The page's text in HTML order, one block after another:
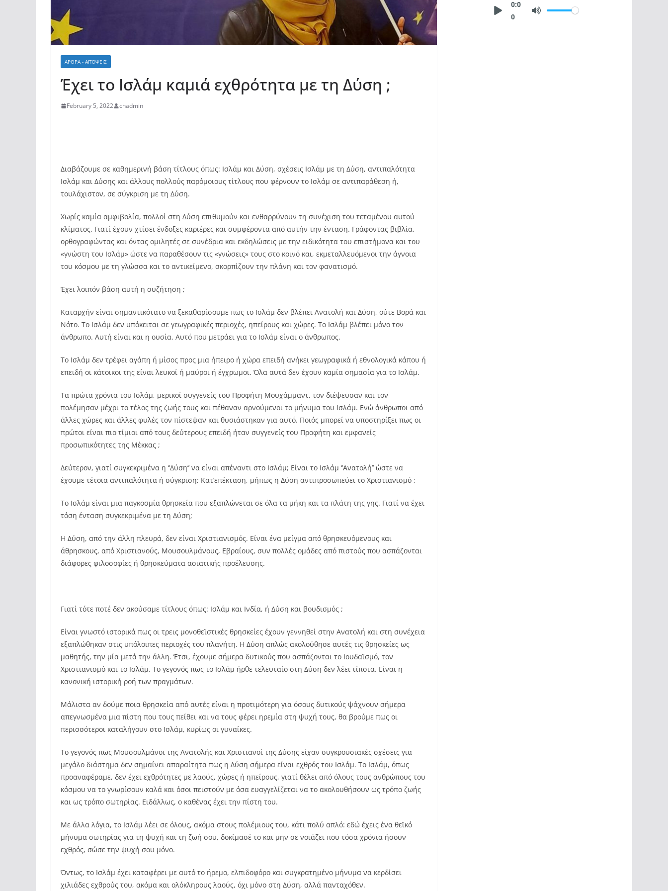
ΑΡΘΡΑ - ΑΠΌΨΕΙΣ
Έχει το Ισλάμ καμιά εχθρότητα με τη Δύση ;
February 5, 2022 chadmin
Διαβάζουμε σε καθημερινή βάση τίτλους όπως: Ισλάμ και Δύση, σχέσεις Ισλάμ με τη Δύση, αντιπαλότητα
Ισλάμ και Δύσης και άλλους πολλούς παρόμοιους τίτλους που φέρνουν το Ισλάμ σε αντιπαράθεση ή,
τουλάχιστον, σε σύγκριση με τη Δύση.
Χωρίς καμία αμφιβολία, πολλοί στη Δύση επιθυμούν και ενθαρρύνουν τη συνέχιση του τεταμένου αυτού
κλίματος. Γιατί έχουν χτίσει ένδοξες καριέρες και συμφέροντα από αυτήν την ένταση. Γράφοντας βιβλία,
ορθογραφώντας και όντας ομιλητές σε συνέδρια και εκδηλώσεις με την ειδικότητα του επιστήμονα και του
«γνώστη του Ισλάμ» ώστε να παραθέσουν τις «γνώσεις» τους στο κοινό και, εκμεταλλευόμενοι την άγνοια
του κόσμου με τη γλώσσα και το αντικείμενο, σκορπίζουν την πλάνη και τον φανατισμό.
Έχει λοιπόν βάση αυτή η συζήτηση ;
Καταρχήν είναι σημαντικότατο να ξεκαθαρίσουμε πως το Ισλάμ δεν βλέπει Ανατολή και Δύση, ούτε Βορά και
Νότο. Το Ισλάμ δεν υπόκειται σε γεωγραφικές περιοχές, ηπείρους και χώρες. Το Ισλάμ βλέπει μόνο τον
άνθρωπο. Αυτή είναι και η ουσία. Αυτό που μετράει για το Ισλάμ είναι ο άνθρωπος.
Το Ισλάμ δεν τρέφει αγάπη ή μίσος προς μια ήπειρο ή χώρα επειδή ανήκει γεωγραφικά ή εθνολογικά κάπου ή
επειδή οι κάτοικοι της είναι λευκοί ή μαύροι ή έγχρωμοι. Όλα αυτά δεν έχουν καμία σημασία για το Ισλάμ.
Τα πρώτα χρόνια του Ισλάμ, μερικοί συγγενείς του Προφήτη Μουχάμμαντ, τον διέψευσαν και τον
πολέμησαν μέχρι το τέλος της ζωής τους και πέθαναν αρνούμενοι το μήνυμα του Ισλάμ. Ενώ άνθρωποι από
άλλες χώρες και άλλες φυλές τον πίστεψαν και θυσιάστηκαν για αυτό. Ποιός μπορεί να υποστηρίξει πως οι
πρώτοι είναι πιο τίμιοι από τους δεύτερους επειδή ήταν συγγενείς του Προφήτη και εμφανείς
προσωπικότητες της Μέκκας ;
Δεύτερον, γιατί συγκεκριμένα η ‘’Δύση’’ να είναι απέναντι στο Ισλάμ; Είναι το Ισλάμ ‘’Ανατολή’’ ώστε να
έχουμε τέτοια αντιπαλότητα ή σύγκριση; Κατ’επέκταση, μήπως η Δύση αντιπροσωπεύει το Χριστιανισμό ;
Το Ισλάμ είναι μια παγκοσμία θρησκεία που εξαπλώνεται σε όλα τα μήκη και τα πλάτη της γης. Γιατί να έχει
τόση ένταση συγκεκριμένα με τη Δύση;
Η Δύση, από την άλλη πλευρά, δεν είναι Χριστιανισμός. Είναι ένα μείγμα από θρησκευόμενους και
άθρησκους, από Χριστιανούς, Μουσουλμάνους, Εβραίους, συν πολλές ομάδες από πιστούς που ασπάζονται
διάφορες φιλοσοφίες ή θρησκεύματα ασιατικής προέλευσης.
Γιατί τότε ποτέ δεν ακούσαμε τίτλους όπως: Ισλάμ και Ινδία, ή Δύση και βουδισμός ;
Είναι γνωστό ιστορικά πως οι τρεις μονοθεϊστικές θρησκείες έχουν γεννηθεί στην Ανατολή και στη συνέχεια
εξαπλώθηκαν στις υπόλοιπες περιοχές του πλανήτη. Η Δύση απλώς ακολούθησε αυτές τις θρησκείες ως
μαθητής, την μία μετά την άλλη. Έτσι, έχουμε σήμερα δυτικούς που ασπάζονται το Ιουδαϊσμό, τον
Χριστιανισμό και το Ισλάμ. Το γεγονός πως το Ισλάμ ήρθε τελευταίο στη Δύση δεν λέει τίποτα. Είναι η
κανονική ιστορική ροή των πραγμάτων.
Μάλιστα αν δούμε ποια θρησκεία από αυτές είναι η προτιμότερη για όσους δυτικούς ψάχνουν σήμερα
απεγνωσμένα μια πίστη που τους πείθει και να τους φέρει ηρεμία στη ψυχή τους, θα βρούμε πως οι
περισσότεροι καταλήγουν στο Ισλάμ, κυρίως οι γυναίκες.
Το γεγονός πως Μουσουλμάνοι της Ανατολής και Χριστιανοί της Δύσης είχαν συγκρουσιακές σχέσεις για
μεγάλο διάστημα δεν σημαίνει απαραίτητα πως η Δύση σήμερα είναι εχθρός του Ισλάμ. Το Ισλάμ, όπως
προαναφέραμε, δεν έχει εχθρότητες με λαούς, χώρες ή ηπείρους, γιατί θέλει από όλους τους ανθρώπους του
κόσμου να το γνωρίσουν καλά και όσοι πειστούν με όσα ευαγγελίζεται να το ακολουθήσουν ως τρόπο ζωής
και ως τρόπο σωτηρίας. Ειδάλλως, ο καθένας έχει την πίστη του.
Με άλλα λόγια, το Ισλάμ λέει σε όλους, ακόμα στους πολέμιους του, κάτι πολύ απλό: εδώ έχεις ένα θεϊκό
μήνυμα σωτηρίας για τη ψυχή και τη ζωή σου, δοκίμασέ το και μην σε νοιάζει που τόσα χρόνια ήσουν
εχθρός, σώσε την ψυχή σου μόνο.
Όντως, το Ισλάμ έχει καταφέρει με αυτό το ήρεμο, ελπιδοφόρο και συγκρατημένο μήνυμα να κερδίσει
χιλιάδες εχθρούς του, ακόμα και ολόκληρους λαούς, όχι μόνο στη Δύση, αλλά πανταχόθεν.
0:0
0